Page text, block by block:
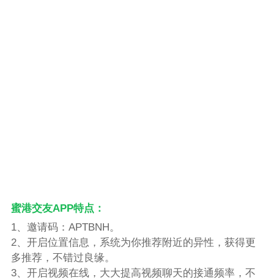
蜜港交友APP特点：
1、邀请码：APTBNH。
2、开启位置信息，系统为你推荐附近的异性，获得更
多推荐，不错过良缘。
3、开启视频在线，大大提高视频聊天的接通频率，不